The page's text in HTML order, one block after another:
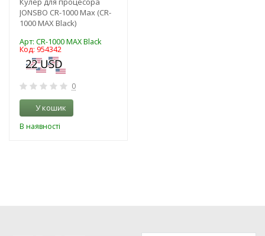
JONSBO CR-1000 Max (CR-
1000 MAX Black)
Арт: CR-1000 MAX Black
Код: 954342
0
У кошик
В наявності